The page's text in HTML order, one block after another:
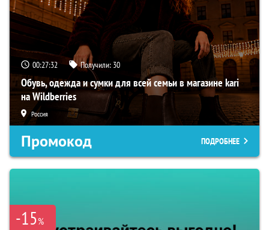
00:27:32 Получили: 30
Обувь, одежда и сумки для всей семьи в магазине kari
на Wildberries
Россия
Промокод ПОДРОБНЕЕ
-15%